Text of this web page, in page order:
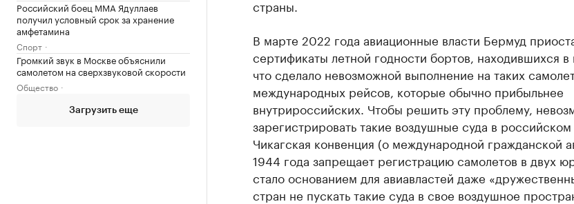
Российский боец ММА Ядуллаев
получил условный срок за хранение
амфетамина
Спорт
Громкий звук в Москве объяснили
самолетом на сверхзвуковой скорости
Общество
Загрузить еще
страны.
В марте 2022 года авиационные власти Бермуд
сертификаты летной годности бортов, находившихся в
что сделало невозможной выполнение на таких
международных рейсов, которые обычно прибыльнее
внутрироссийских. Чтобы решить эту проблему,
зарегистрировать такие воздушные суда в
Чикагская конвенция (о международной гражданской
1944 года запрещает регистрацию самолетов в двух
стало основанием для авиавластей даже
стран не пускать такие суда в свое воздушное